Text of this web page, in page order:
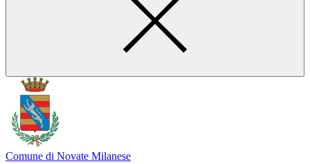
Comune di Novate Milanese